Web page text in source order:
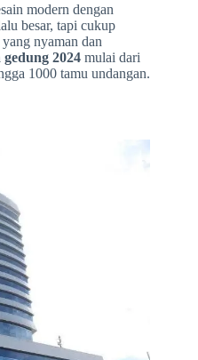
modern dengan
besar, tapi cukup
nyaman dan
2024 mulai dari
1000 tamu undangan.